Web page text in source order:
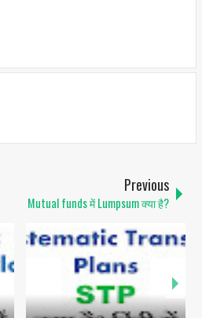
Previous
Mutual funds में Lumpsum क्या है?